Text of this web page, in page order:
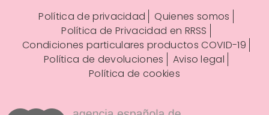
Política de privacidad
Quienes somos
Política de Privacidad en RRSS
Condiciones particulares productos COVID-19
Política de devoluciones
Aviso legal
Política de cookies